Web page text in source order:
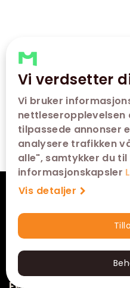
Vi verdsetter
Vi bruker
nettleseropplevelsen
tilpassede annonser
analysere trafikken
alle", samtykker du
informasjonskapsler
Vis detaljer
VÅRE KINOER
KONTAKT